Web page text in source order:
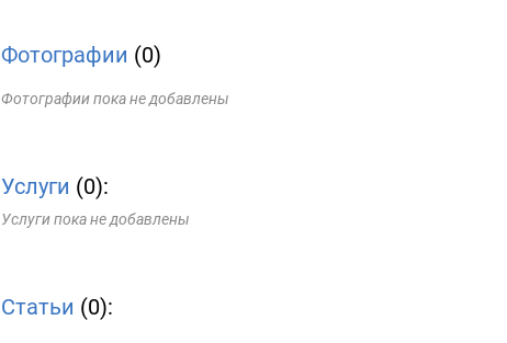
Фотографии (0)
Фотографии пока не добавлены
Услуги (0):
Услуги пока не добавлены
Статьи (0):